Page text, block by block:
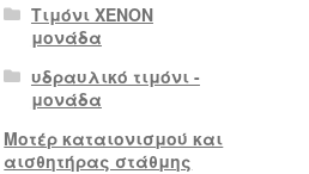
Τιμόνι XENON
μονάδα
υδραυλικό τιμόνι -
μονάδα
Μοτέρ καταιονισμού και
αισθητήρας στάθμης